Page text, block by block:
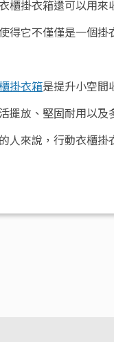
櫃掛衣箱還可以用
得它不僅僅是一個
掛衣箱是提升小空間
擺放、堅固耐用以
人來說，行動衣櫃